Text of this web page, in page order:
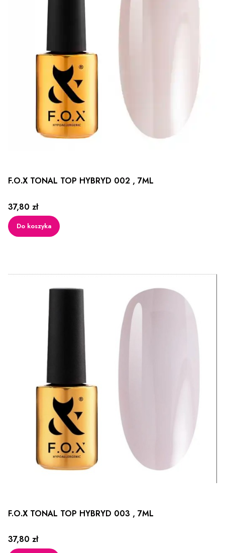
F.O.X TONAL TOP HYBRYD 002 , 7ML
Cena
37,80 zł
Do koszyka
F.O.X TONAL TOP HYBRYD 003 , 7ML
Cena
37,80 zł